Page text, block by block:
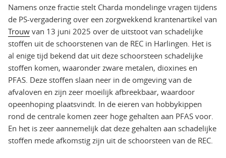
Namens onze fractie stelt Charda mondelinge vragen tijdens
de PS-vergadering over een zorgwekkend krantenartikel van
Trouw van 13 juni 2025 over de uitstoot van schadelijke
stoffen uit de schoorstenen van de REC in Harlingen. Het is
al enige tijd bekend dat uit deze schoorsteen schadelijke
stoffen komen, waaronder zware metalen, dioxines en
PFAS. Deze stoffen slaan neer in de omgeving van de
afvaloven en zijn zeer moeilijk afbreekbaar, waardoor
opeenhoping plaatsvindt. In de eieren van hobbykippen
rond de centrale komen zeer hoge gehalten aan PFAS voor.
En het is zeer aannemelijk dat deze gehalten aan schadelijke
stoffen mede afkomstig zijn uit de schoorsteen van de REC.